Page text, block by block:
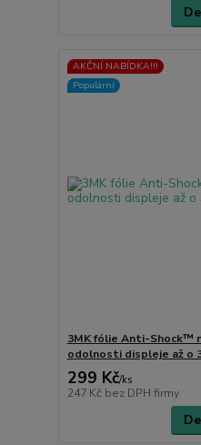
AKČNÍ NABÍDKA!!!
Populární
3MK fólie Anti-Shock™
odolnosti displeje až o
299 Kč/ks
247 Kč bez DPH firmy